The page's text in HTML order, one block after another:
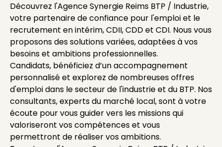
Découvrez l'Agence Synergie Reims BTP / Industrie,
votre partenaire de confiance pour l'emploi et le
recrutement en intérim, CDII, CDD et CDI. Nous vous
proposons des solutions variées, adaptées à vos
besoins et ambitions professionnelles.
Candidats, bénéficiez d’un accompagnement
personnalisé et explorez de nombreuses offres
d'emploi dans le secteur de l'industrie et du BTP. Nos
consultants, experts du marché local, sont à votre
écoute pour vous guider vers les missions qui
valoriseront vos compétences et vous
permettront de réaliser vos ambitions.